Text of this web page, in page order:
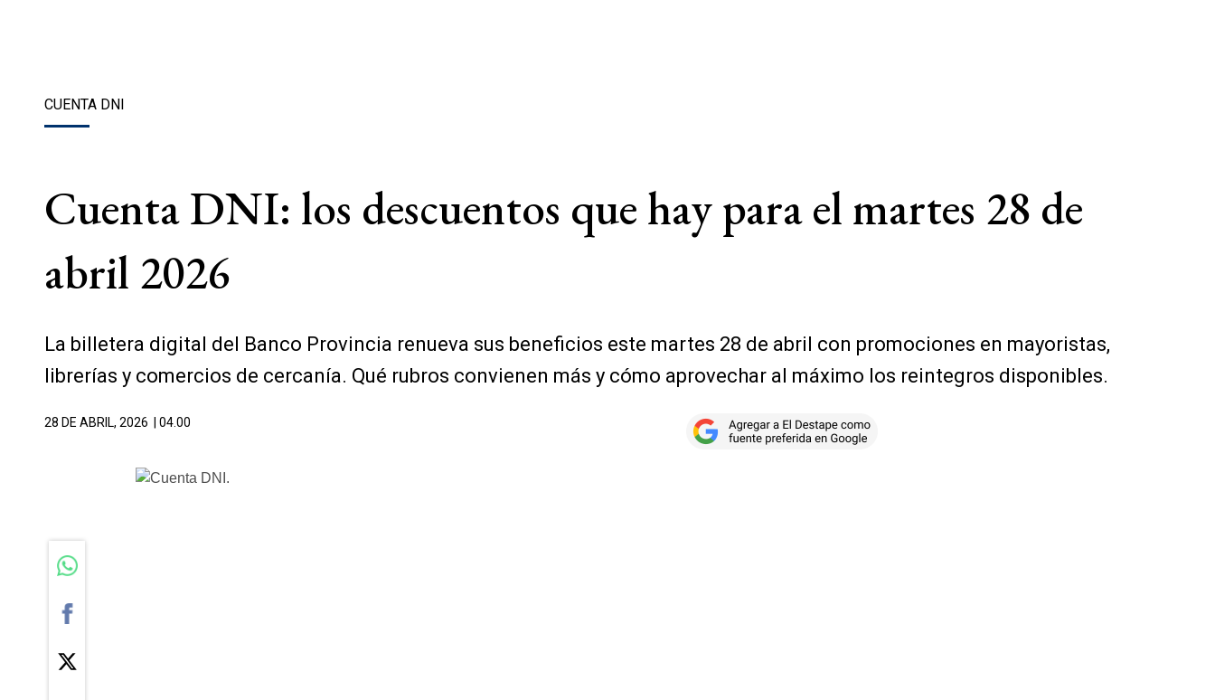
CUENTA DNI
Cuenta DNI: los descuentos que hay para el martes 28 de
abril 2026
La billetera digital del Banco Provincia renueva sus beneficios este martes 28 de abril con promociones en mayoristas,
librerías y comercios de cercanía. Qué rubros convienen más y cómo aprovechar al máximo los reintegros disponibles.
28 DE ABRIL, 2026 | 04.00